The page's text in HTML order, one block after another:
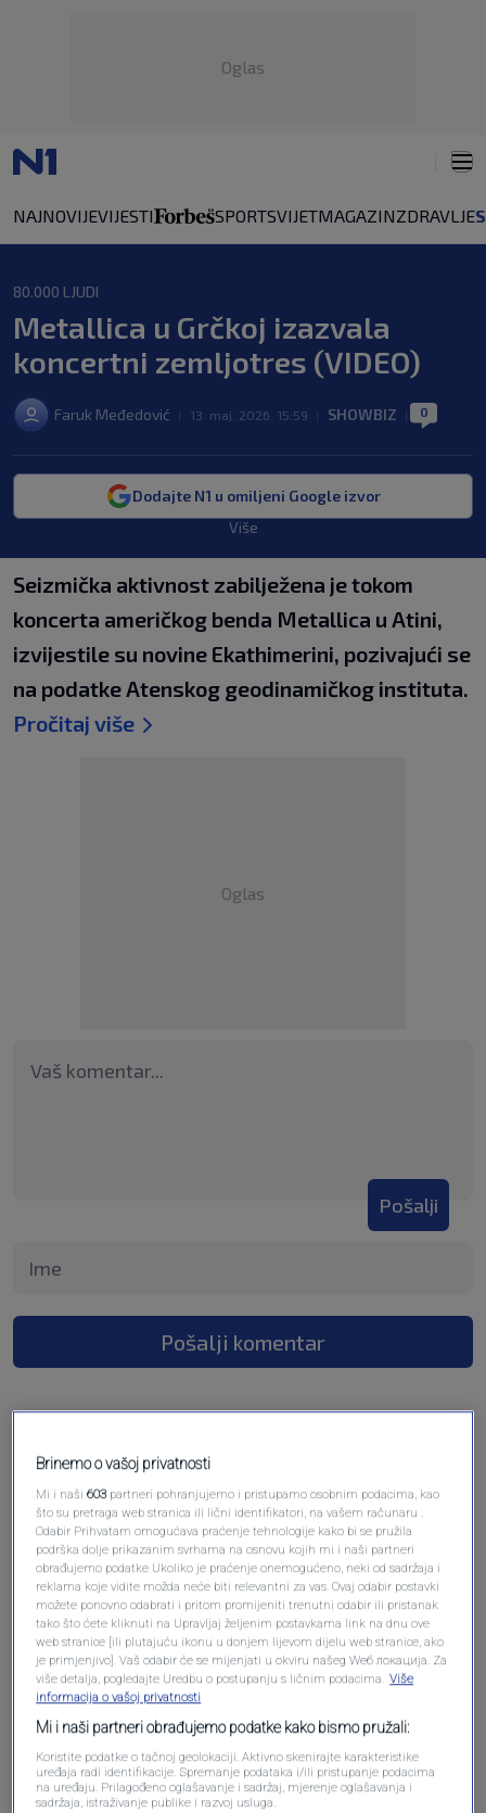
Oglas
NAJNOVIJEVIJESTI SPORTSVIJETMAGAZINZDRAVLJE
80.000 LJUDI
Metallica u Grčkoj izazvala
koncertni zemljotres (VIDEO)
Faruk Međedović 13. maj. 2026. 15:59 SHOWBIZ 0
Dodajte N1 u omiljeni Google izvor
Više
Seizmička aktivnost zabilježena je tokom
koncerta američkog benda Metallica u Atini,
izvijestile su novine Ekathimerini, pozivajući se
na podatke Atenskog geodinamičkog instituta.
Pročitaj više
Oglas
Pošalji
Pošalji komentar
Oglas
Brinemo o vašoj privatnosti
Mi i naši603 partneri pohranjujemo i pristupamo osobnim podacima, kao
što su pretraga web stranica ili lični identifikatori, na vašem računaru .
Odabir Prihvatam omogućava praćenje tehnologije kako bi se pružila
podrška dolje prikazanim svrhama na osnovu kojih mi i naši partneri
obrađujemo podatke Ukoliko je praćenje onemogućeno, neki od sadržaja i
reklama koje vidite možda neće biti relevantni za vas. Ovaj odabir postavki
možete ponovno odabrati i pritom promijeniti trenutni odabir ili pristanak
tako što ćete kliknuti na Upravljaj željenim postavkama link na dnu ove
web stranice [ili plutajuću ikonu u donjem lijevom dijelu web stranice, ako
je primjenjivo]. Vaš odabir će se mijenjati u okviru našeg Wеб локација. Za
više detalja, pogledajte Uredbu o postupanju s ličnim podacima. Više
informacija o vašoj privatnosti
Mi i naši partneri obrađujemo podatke kako bismo pružali:
Koristite podatke o tačnoj geolokaciji. Aktivno skenirajte karakteristike
uređaja radi identifikacije. Spremanje podataka i/ili pristupanje podacima
na uređaju. Prilagođeno oglašavanje i sadržaj, mjerenje oglašavanja i
sadržaja, istraživanje publike i razvoj usluga.